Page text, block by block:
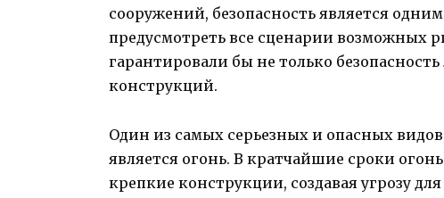
сооружений, безопасность является
предусмотреть все сценарии возможных
гарантировали бы не только
конструкций.
Один из самых серьезных и опасных
является огонь. В кратчайшие сроки
крепкие конструкции, создавая угрозу